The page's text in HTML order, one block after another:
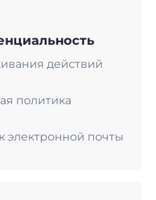
действий
политика
электронной почты